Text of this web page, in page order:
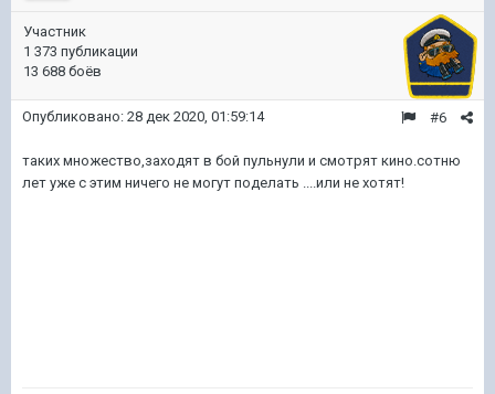
Участник
1 373 публикации
13 688 боёв
#6
Опубликовано: 28 дек 2020, 01:59:14
таких множество,заходят в бой пульнули и смотрят кино.сотню
лет уже с этим ничего не могут поделать ....или не хотят!